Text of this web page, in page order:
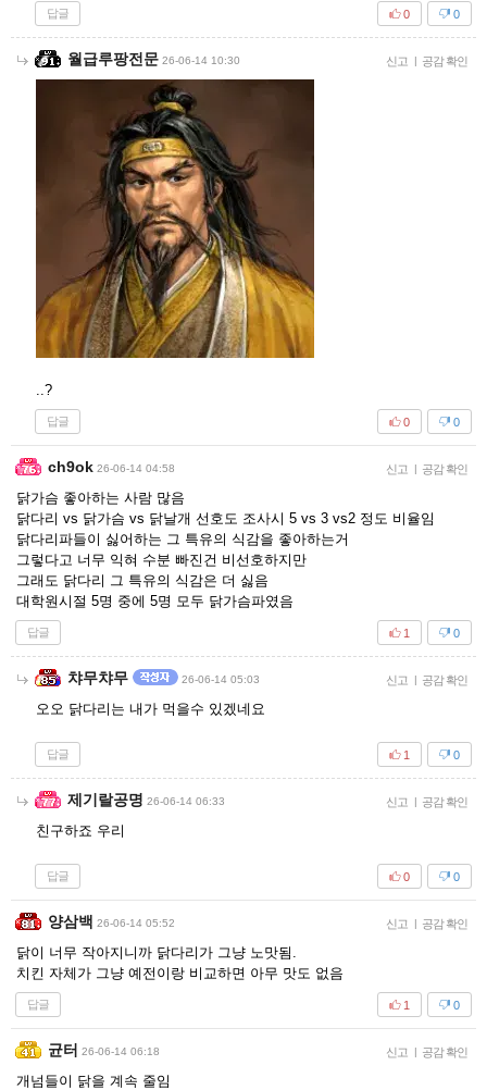
답글 0
0
월급루팡전문 26-06-14 10:30 신고 | 공감 확인
..?
답글 0
0
ch9ok 26-06-14 04:58 신고 | 공감 확인
닭가슴 좋아하는 사람 많음
닭다리 vs 닭가슴 vs 닭날개 선호도 조사시 5 vs 3 vs2 정도 비율임
닭다리파들이 싫어하는 그 특유의 식감을 좋아하는거
그렇다고 너무 익혀 수분 빠진건 비선호하지만
그래도 닭다리 그 특유의 식감은 더 싫음
대학원시절 5명 중에 5명 모두 닭가슴파였음
답글 0
1
챠무챠무 26-06-14 05:03 신고 | 공감 확인
오오 닭다리는 내가 먹을수 있겠네요
답글 0
1
제기랄공명 26-06-14 06:33 신고 | 공감 확인
친구하죠 우리
답글 0
0
양삼백 26-06-14 05:52 신고 | 공감 확인
닭이 너무 작아지니까 닭다리가 그냥 노맛됨.
치킨 자체가 그냥 예전이랑 비교하면 아무 맛도 없음
답글 0
1
균터 26-06-14 06:18 신고 | 공감 확인
개넘들이 닭을 계속 줄임